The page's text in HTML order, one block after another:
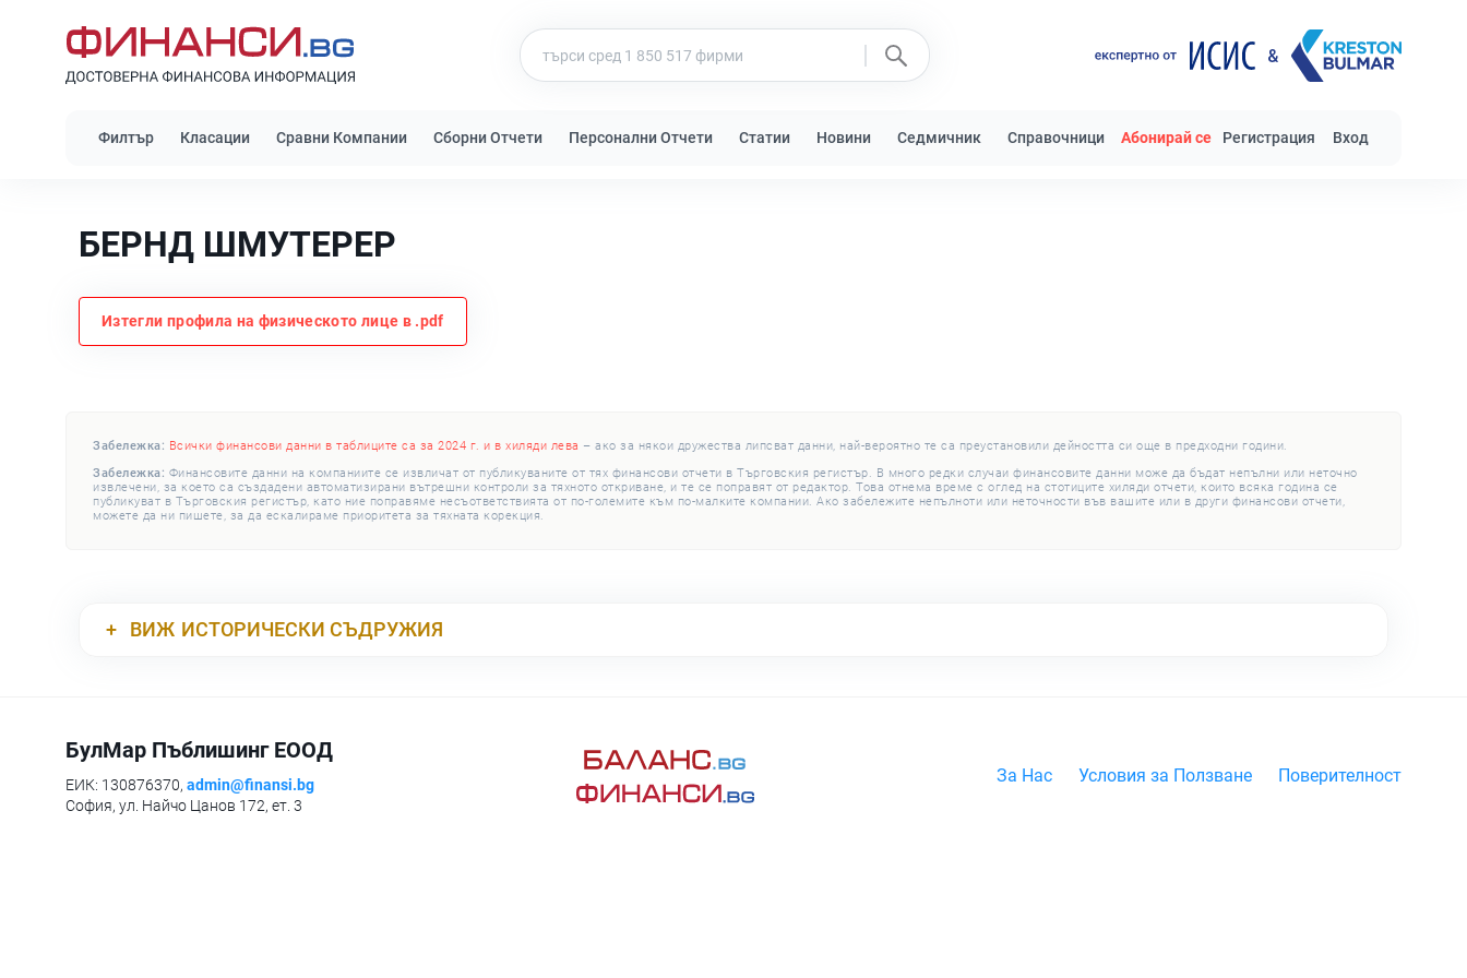
Филтър Класации Сравни Компании Сборни Отчети Персонални Отчети Статии Новини Седмичник Справочници Абонирай се Регистрация Вход
БЕРНД ШМУТЕРЕР
Изтегли профила на физическото лице в .pdf
Забележка: Всички финансови данни в таблиците са за 2024 г. и в хиляди лева – ако за някои дружества липсват данни, най-вероятно те са преустановили дейността си още в предходни години.
Забележка: Финансовите данни на компаниите се извличат от публикуваните от тях финансови отчети в Търговския регистър. В много редки случаи финансовите данни може да бъдат непълни или неточно
извлечени, за което са създадени автоматизирани вътрешни контроли за тяхното откриване, и те се поправят от редактор. Това отнема време с оглед на стотиците хиляди отчети, които всяка година се
публикуват в Търговския регистър, като ние поправяме несъответствията от по-големите към по-малките компании. Ако забележите непълноти или неточности във вашите или в други финансови отчети,
можете да ни пишете, за да ескалираме приоритета за тяхната корекция.
ВИЖ ИСТОРИЧЕСКИ СЪДРУЖИЯ
БулМар Пъблишинг ЕООД
ЕИК: 130876370, admin@finansi.bg
София, ул. Найчо Цанов 172, ет. 3
За Нас Условия за Ползване Поверителност